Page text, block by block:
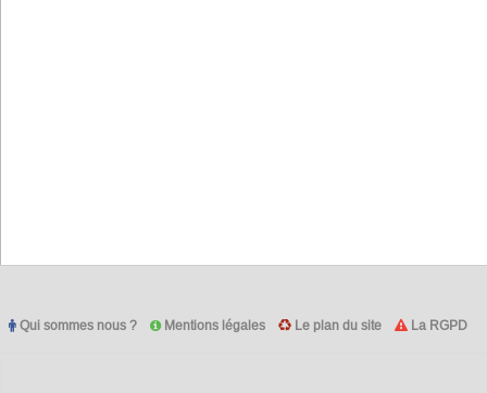
Qui sommes nous ? Mentions légales Le plan du site La RGPD